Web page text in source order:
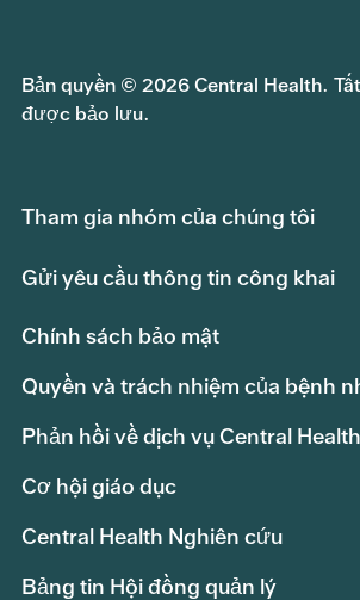
Bản quyền © 2026 Central Health.
được bảo lưu.
Tham gia nhóm của chúng tôi
Gửi yêu cầu thông tin công khai
Chính sách bảo mật
Quyền và trách nhiệm của bệnh
Phản hồi về dịch vụ Central Health
Cơ hội giáo dục
Central Health Nghiên cứu
Bảng tin Hội đồng quản lý